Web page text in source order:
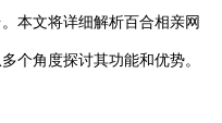
本文将详细解析百合相亲网
个角度探讨其功能和优势。